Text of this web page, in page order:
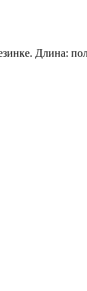
Длина: